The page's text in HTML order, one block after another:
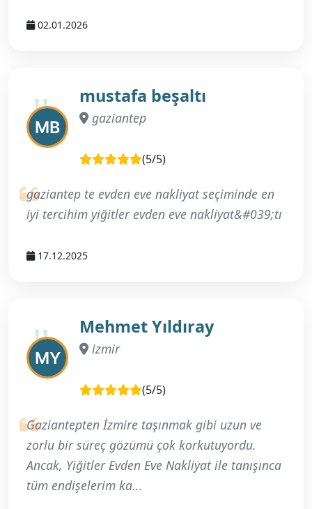
02.01.2026
mustafa beşaltı
gaziantep
(5/5)
gaziantep te evden eve nakliyat seçiminde en
iyi tercihim yiğitler evden eve nakliyat&#039;tı
17.12.2025
Mehmet Yıldıray
izmir
(5/5)
Gaziantepten İzmire taşınmak gibi uzun ve
zorlu bir süreç gözümü çok korkutuyordu.
Ancak, Yiğitler Evden Eve Nakliyat ile tanışınca
tüm endişelerim ka...